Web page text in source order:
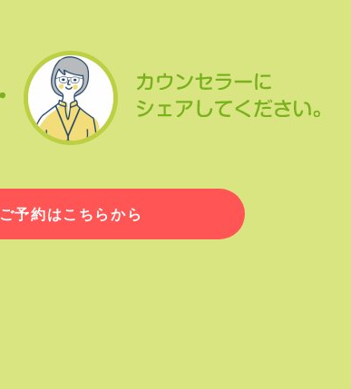
ご予約はこちらから